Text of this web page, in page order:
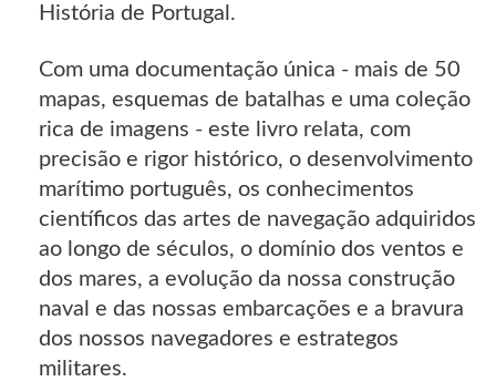
História de Portugal.
Com uma documentação única - mais de 50
mapas, esquemas de batalhas e uma coleção
rica de imagens - este livro relata, com
precisão e rigor histórico, o desenvolvimento
marítimo português, os conhecimentos
científicos das artes de navegação adquiridos
ao longo de séculos, o domínio dos ventos e
dos mares, a evolução da nossa construção
naval e das nossas embarcações e a bravura
dos nossos navegadores e estrategos
militares.